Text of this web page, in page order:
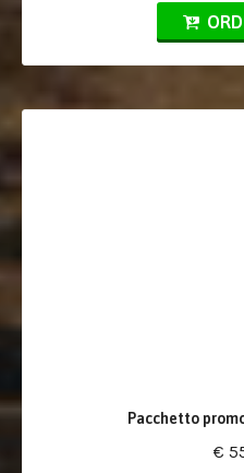
Pacchetto
€